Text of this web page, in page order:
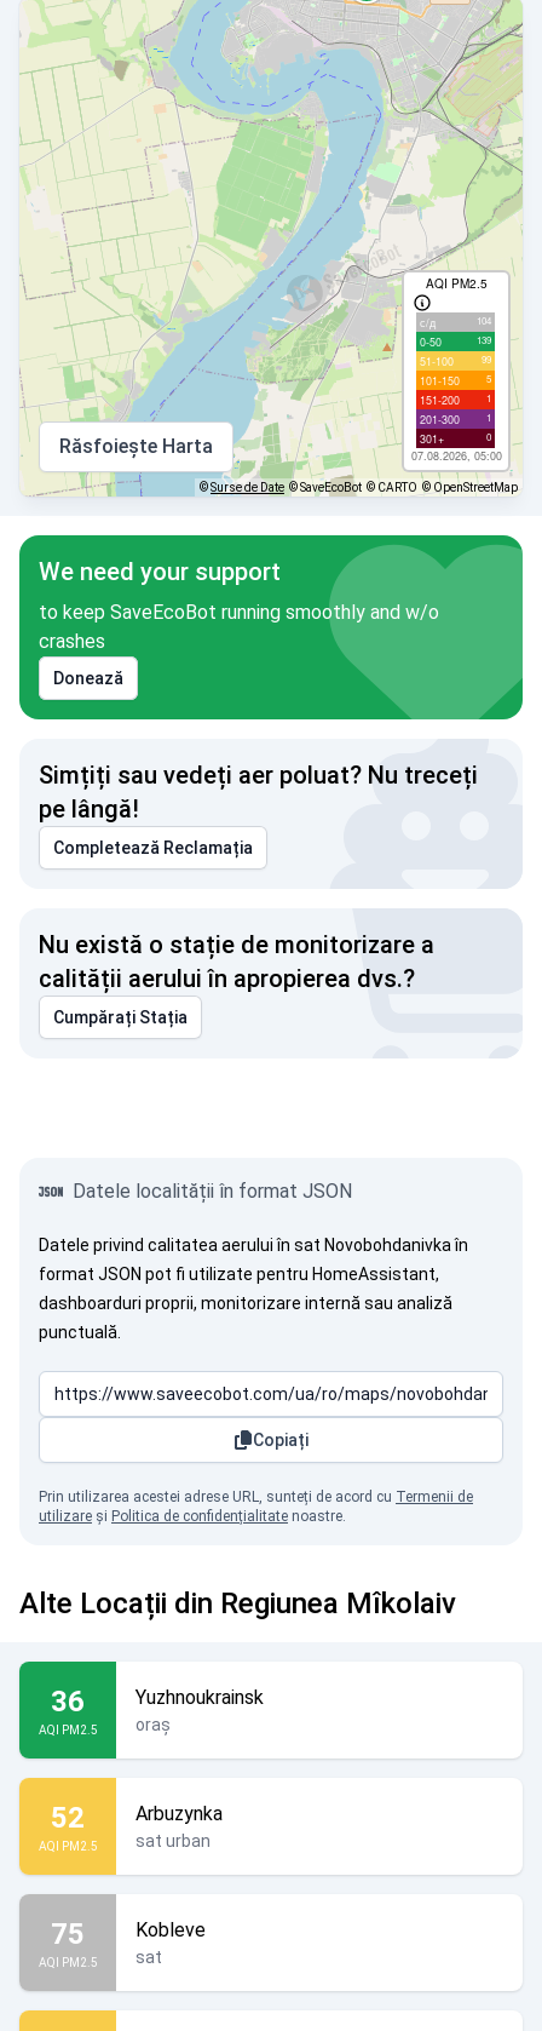
AQI PM2.5
с/д 104
0-50 139
51-100 99
101-150 5
151-200 1
201-300 1
301+ 0
07.08.2026, 05:00
Răsfoiește Harta
©Surse de Date © SaveEcoBot © CARTO © OpenStreetMap
We need your support
to keep SaveEcoBot running smoothly and w/o
crashes
Donează
Simțiți sau vedeți aer poluat? Nu treceți
pe lângă!
Completează Reclamația
Nu există o stație de monitorizare a
calității aerului în apropierea dvs.?
Cumpărați Stația
Datele localității în format JSON
Datele privind calitatea aerului în sat Novobohdanivka în
format JSON pot fi utilizate pentru HomeAssistant,
dashboarduri proprii, monitorizare internă sau analiză
punctuală.
Copiați
Prin utilizarea acestei adrese URL, sunteți de acord cu Termenii de
utilizare și Politica de confidențialitate noastre.
Alte Locații din Regiunea Mîkolaiv
36
AQI PM2.5
Yuzhnoukrainsk
oraș
52
AQI PM2.5
Arbuzynka
sat urban
75
AQI PM2.5
Kobleve
sat